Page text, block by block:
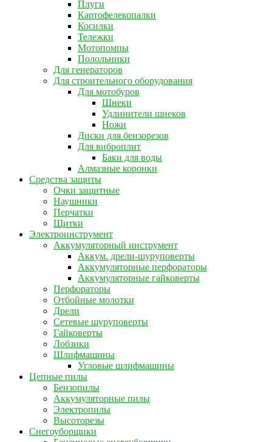
Плуги
Картофелекопалки
Косилки
Тележки
Мотопомпы
Полольники
Для генераторов
Для строительного оборудования
Для мотобуров
Шнеки
Удлинители шнеков
Ножи
Диски для бензорезов
Для виброплит
Баки для воды
Алмазные коронки
Средства защиты
Очки защитные
Наушники
Перчатки
Щитки
Электроинструмент
Аккумуляторный инструмент
Аккум. дрели-шуруповерты
Аккумуляторные перфораторы
Аккумуляторные гайковерты
Перфораторы
Отбойные молотки
Дрели
Сетевые шуруповерты
Гайковерты
Лобзики
Шлифмашины
Угловые шлифмашины
Цепные пилы
Бензопилы
Аккумуляторные пилы
Электропилы
Высоторезы
Снегоуборщики